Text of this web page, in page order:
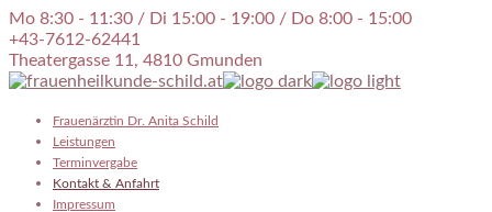
Skip
to
the
content
Mo 8:30 - 11:30 / Di 15:00 - 19:00 / Do 8:00 - 15:00
+43-7612-62441
Theatergasse 11, 4810 Gmunden
Frauenärztin Dr. Anita Schild
Leistungen
Terminvergabe
Kontakt & Anfahrt
Impressum